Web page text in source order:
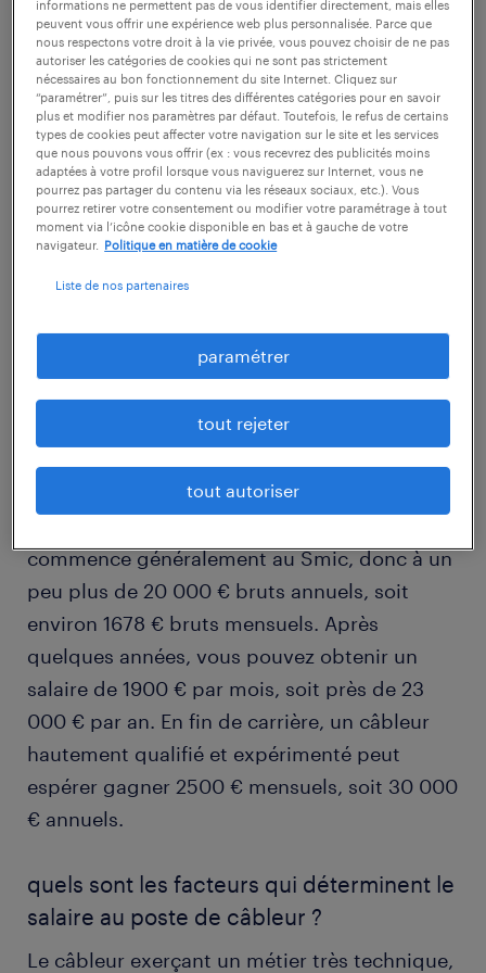
polyvalence. Découvrez quelles compétences
et qualifications vous devez acquérir pour
devenir câbleur.
découvrir nos offres
salaire moyen au poste de
câbleur
Selon le cabinet en ligneL'Expert-
commence généralement au Smic, donc à un
peu plus de 20 000 € bruts annuels, soit
environ 1678 € bruts mensuels. Après
quelques années, vous pouvez obtenir un
salaire de 1900 € par mois, soit près de 23
000 € par an. En fin de carrière, un câbleur
hautement qualifié et expérimenté peut
espérer gagner 2500 € mensuels, soit 30 000
€ annuels.
quels sont les facteurs qui déterminent le
salaire au poste de câbleur ?
Le câbleur exerçant un métier très technique,
informations ne permettent pas de vous identifier directement, mais elles
peuvent vous offrir une expérience web plus personnalisée. Parce que
nous respectons votre droit à la vie privée, vous pouvez choisir de ne pas
autoriser les catégories de cookies qui ne sont pas strictement
nécessaires au bon fonctionnement du site Internet. Cliquez sur
“paramétrer”, puis sur les titres des différentes catégories pour en savoir
plus et modifier nos paramètres par défaut. Toutefois, le refus de certains
types de cookies peut affecter votre navigation sur le site et les services
que nous pouvons vous offrir (ex : vous recevrez des publicités moins
adaptées à votre profil lorsque vous naviguerez sur Internet, vous ne
pourrez pas partager du contenu via les réseaux sociaux, etc.). Vous
pourrez retirer votre consentement ou modifier votre paramétrage à tout
moment via l’icône cookie disponible en bas et à gauche de votre
navigateur.
Politique en matière de cookie
Liste de nos partenaires
paramétrer
tout rejeter
tout autoriser